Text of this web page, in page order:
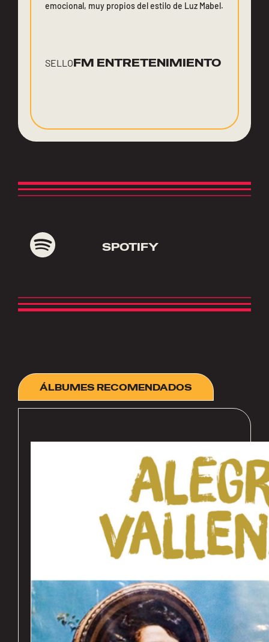
emocional, muy propios del estilo de Luz Mabel.
SELLOFM ENTRETENIMIENTO
SPOTIFY
ÁLBUMES RECOMENDADOS